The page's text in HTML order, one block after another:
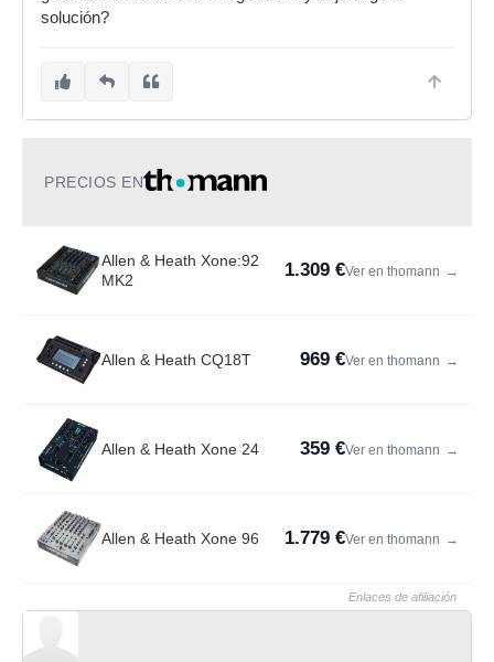
solución?
PRECIOS EN
Allen & Heath Xone:92
MK2
1.309 €Ver en thomann →
Allen & Heath CQ18T 969 €Ver en thomann →
Allen & Heath Xone 24 359 €Ver en thomann →
Allen & Heath Xone 96 1.779 €Ver en thomann →
Enlaces de afiliación